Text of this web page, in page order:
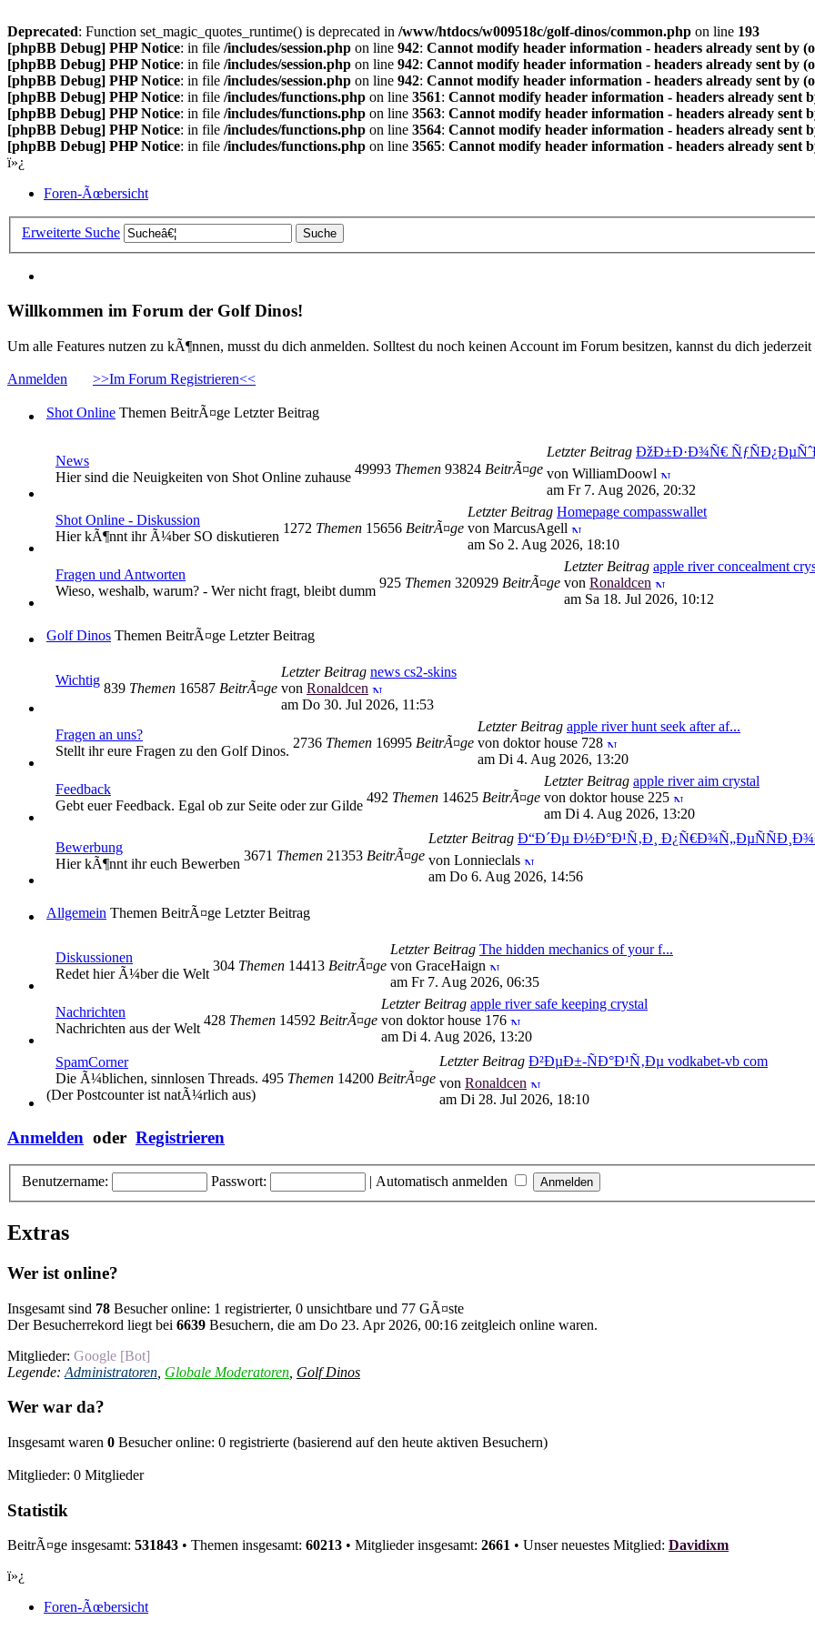
Deprecated: Function set_magic_quotes_runtime() is deprecated in /www/htdocs/w009518c/golf-dinos/common.php on line 193
[phpBB Debug] PHP Notice: in file /includes/session.php on line 942: Cannot modify header information - headers already sent by
[phpBB Debug] PHP Notice: in file /includes/session.php on line 942: Cannot modify header information - headers already sent by
[phpBB Debug] PHP Notice: in file /includes/session.php on line 942: Cannot modify header information - headers already sent by
[phpBB Debug] PHP Notice: in file /includes/functions.php on line 3561: Cannot modify header information - headers already sent
[phpBB Debug] PHP Notice: in file /includes/functions.php on line 3563: Cannot modify header information - headers already sent
[phpBB Debug] PHP Notice: in file /includes/functions.php on line 3564: Cannot modify header information - headers already sent
[phpBB Debug] PHP Notice: in file /includes/functions.php on line 3565: Cannot modify header information - headers already sent
ï»¿
Foren-Ãœbersicht
Erweiterte Suche
Willkommen im Forum der Golf Dinos!
Um alle Features nutzen zu kÃ¶nnen, musst du dich anmelden. Solltest du noch keinen Account im Forum besitzen, kannst du dich jederzeit
Anmelden >>Im Forum Registrieren<<
Shot Online Themen BeitrÃ¤ge Letzter Beitrag
News
Hier sind die Neuigkeiten von Shot Online zuhause
49993 Themen 93824 BeitrÃ¤ge
Letzter Beitrag ÐžÐ±Ð·Ð¾Ñ€
von WilliamDoowl
am Fr 7. Aug 2026, 20:32
Shot Online - Diskussion
Hier kÃ¶nnt ihr Ã¼ber SO diskutieren
1272 Themen 15656 BeitrÃ¤ge
Letzter Beitrag Homepage compasswallet
von MarcusAgell
am So 2. Aug 2026, 18:10
Fragen und Antworten
Wieso, weshalb, warum? - Wer nicht fragt, bleibt dumm
925 Themen 320929 BeitrÃ¤ge
Letzter Beitrag apple river concealment
von Ronaldcen
am Sa 18. Jul 2026, 10:12
Golf Dinos Themen BeitrÃ¤ge Letzter Beitrag
Wichtig
839 Themen 16587 BeitrÃ¤ge
Letzter Beitrag news cs2-skins
von Ronaldcen
am Do 30. Jul 2026, 11:53
Fragen an uns?
Stellt ihr eure Fragen zu den Golf Dinos.
2736 Themen 16995 BeitrÃ¤ge
Letzter Beitrag apple river hunt seek after af...
von doktor house 728
am Di 4. Aug 2026, 13:20
Feedback
Gebt euer Feedback. Egal ob zur Seite oder zur Gilde
492 Themen 14625 BeitrÃ¤ge
Letzter Beitrag apple river aim crystal
von doktor house 225
am Di 4. Aug 2026, 13:20
Bewerbung
Hier kÃ¶nnt ihr euch Bewerben
3671 Themen 21353 BeitrÃ¤ge
Letzter Beitrag Ð“Ð´Ðµ Ð½Ð°Ð¹Ñ‚Ð¸
von Lonnieclals
am Do 6. Aug 2026, 14:56
Allgemein Themen BeitrÃ¤ge Letzter Beitrag
Diskussionen
Redet hier Ã¼ber die Welt
304 Themen 14413 BeitrÃ¤ge
Letzter Beitrag The hidden mechanics of your f...
von GraceHaign
am Fr 7. Aug 2026, 06:35
Nachrichten
Nachrichten aus der Welt
428 Themen 14592 BeitrÃ¤ge
Letzter Beitrag apple river safe keeping crystal
von doktor house 176
am Di 4. Aug 2026, 13:20
SpamCorner
Die Ã¼blichen, sinnlosen Threads.
(Der Postcounter ist natÃ¼rlich aus)
495 Themen 14200 BeitrÃ¤ge
Letzter Beitrag Ð²ÐµÐ±-ÑÐ°Ð¹Ñ‚Ðµ vodkabet-vb com
von Ronaldcen
am Di 28. Jul 2026, 18:10
Anmelden oder Registrieren
Benutzername: Passwort: | Automatisch anmelden
Extras
Wer ist online?
Insgesamt sind 78 Besucher online: 1 registrierter, 0 unsichtbare und 77 GÃ¤ste
Der Besucherrekord liegt bei 6639 Besuchern, die am Do 23. Apr 2026, 00:16 zeitgleich online waren.
Mitglieder: Google [Bot]
Legende: Administratoren Globale Moderatoren Golf Dinos
Wer war da?
Insgesamt waren 0 Besucher online: 0 registrierte (basierend auf den heute aktiven Besuchern)
Mitglieder: 0 Mitglieder
Statistik
BeitrÃ¤ge insgesamt: 531843 • Themen insgesamt: 60213 • Mitglieder insgesamt: 2661 • Unser neuestes Mitglied: Davidixm
ï»¿
Foren-Ãœbersicht